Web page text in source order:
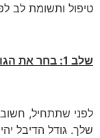
טיפול ותשומת לב
שלב 1: בחר את הגודל הנכון
לפני שתתחיל,
שלך. גודל הדיבל